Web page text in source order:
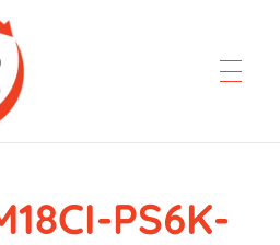
PS6K-